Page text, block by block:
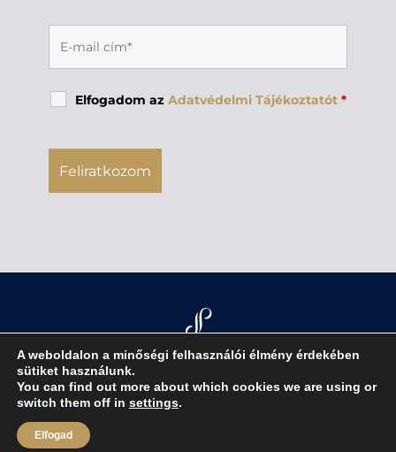
Elfogadom az Adatvédelmi Tájékoztatót *
jognyilatkozat|adatvédelmi tájékoztató|
impresszum
A weboldalon a minőségi felhasználói élmény érdekében
sütiket használunk.
You can find out more about which cookies we are using or
switch them off in settings.
Elfogad